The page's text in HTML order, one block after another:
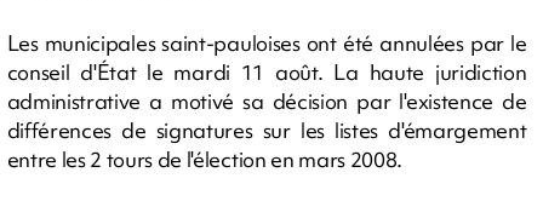
Les municipales saint-pauloises ont été annulées par le
conseil d'État le mardi 11 août. La haute juridiction
administrative a motivé sa décision par l'existence de
différences de signatures sur les listes d'émargement
entre les 2 tours de l'élection en mars 2008.